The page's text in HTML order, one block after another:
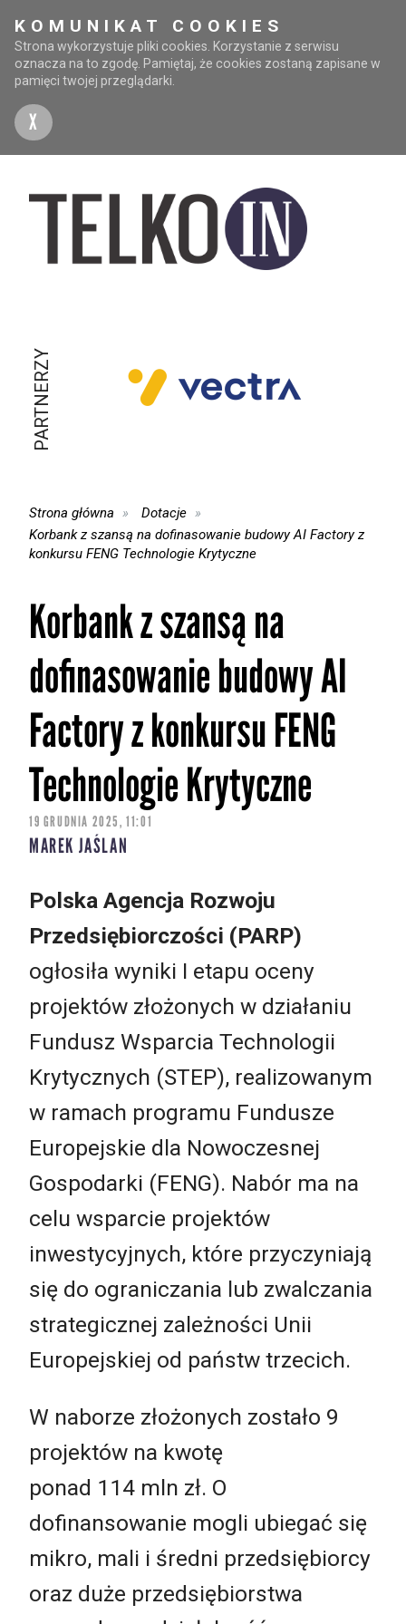
KOMUNIKAT COOKIES
Strona wykorzystuje pliki cookies. Korzystanie z serwisu
oznacza na to zgodę. Pamiętaj, że cookies zostaną zapisane w
pamięci twojej przeglądarki.
X
PARTNERZY
Strona główna
Dotacje
Korbank z szansą na dofinasowanie budowy AI Factory z
konkursu FENG Technologie Krytyczne
Korbank z szansą na
dofinasowanie budowy AI
Factory z konkursu FENG
Technologie Krytyczne
19 GRUDNIA 2025, 11:01
MAREK JAŚLAN
Polska Agencja Rozwoju
Przedsiębiorczości (PARP)
ogłosiła wyniki I etapu oceny
projektów złożonych w działaniu
Fundusz Wsparcia Technologii
Krytycznych (STEP), realizowanym
w ramach programu Fundusze
Europejskie dla Nowoczesnej
Gospodarki (FENG). Nabór ma na
celu wsparcie projektów
inwestycyjnych, które przyczyniają
się do ograniczania lub zwalczania
strategicznej zależności Unii
Europejskiej od państw trzecich.
W naborze złożonych zostało 9
projektów na kwotę
ponad 114 mln zł. O
dofinansowanie mogli ubiegać się
mikro, mali i średni przedsiębiorcy
oraz duże przedsiębiorstwa